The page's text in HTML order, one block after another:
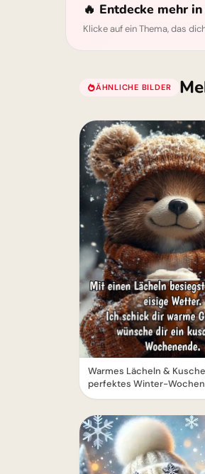
🔥 Entdecke mehr
Klicke auf ein Thema, das
ÄHNLICHE BILDER
Warmes Lächeln &
perfektes Winter-